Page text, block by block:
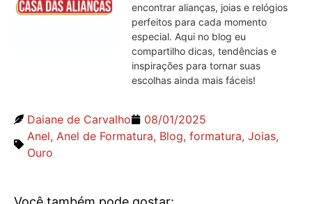
encontrar alianças, joias e relógios
perfeitos para cada momento
especial. Aqui no blog eu
compartilho dicas, tendências e
inspirações para tornar suas
escolhas ainda mais fáceis!
Daiane de Carvalho
08/01/2025
Anel, Anel de Formatura, Blog, formatura, Joias,
Ouro